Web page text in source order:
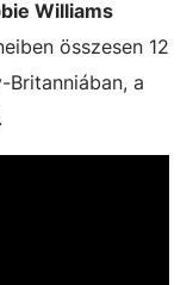
Williams
összesen 12
a